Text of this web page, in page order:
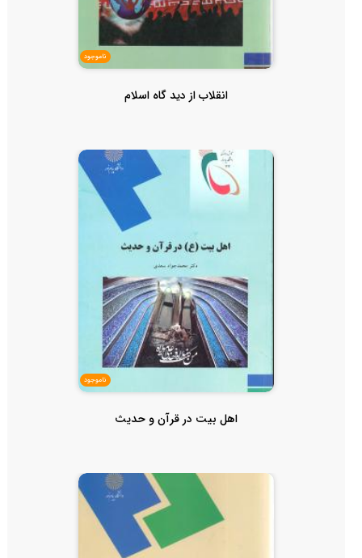
ناموجود
انقلاب از دید گاه اسلام
ناموجود
اهل بیت در قرآن و حدیث